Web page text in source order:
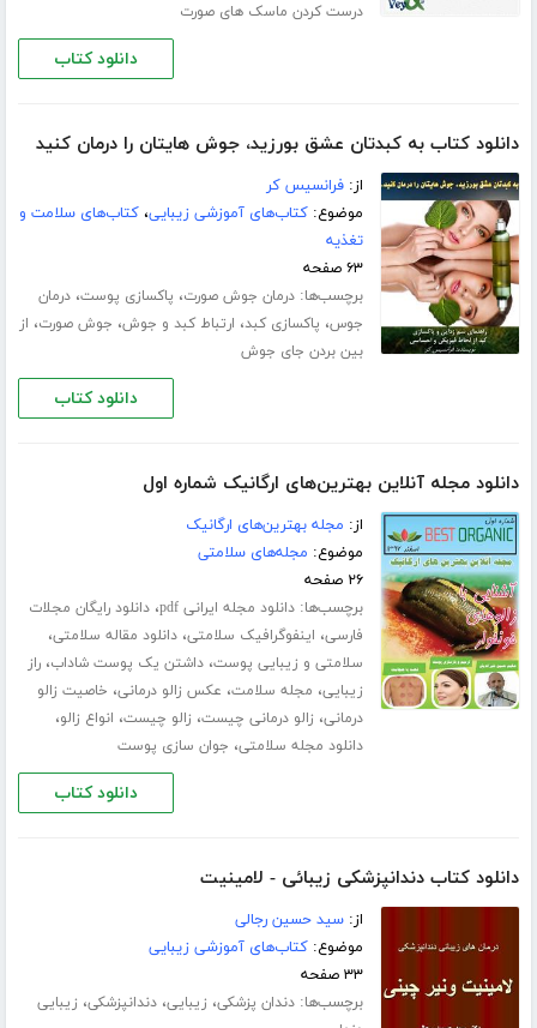
درست کردن ماسک های صورت
دانلود کتاب
دانلود کتاب به کبدتان عشق بورزید، جوش هایتان را درمان کنید
از:فرانسیس کر
موضوع:کتاب‌های آموزشی زیبایی،کتاب‌های سلامت و
تغذیه
۶۳ صفحه
برچسب‌ها:درمان جوش صورت، پاکسازی پوست،درمان
جوس، پاکسازی کبد، ارتباط کبد و جوش، جوش صورت، از
بین بردن جای جوش
دانلود کتاب
دانلود مجله آنلاین بهترین‌های ارگانیک شماره اول
از: مجله بهترین‌های ارگانیک
موضوع: مجله‌های سلامتی
۲۶ صفحه
برچسب‌ها:دانلود مجله ایرانی pdf ،دانلود رایگان مجلات
فارسی، اینفوگرافیک سلامتی،دانلود مقاله سلامتی،
سلامتی و زیبایی پوست،داشتن یک پوست شاداب،راز
زیبایی، مجله سلامت، عکس زالو درمانی، خاصیت زالو
درمانی، زالو درمانی چیست، زالو چیست، انواع زالو،
دانلود مجله سلامتی، جوان سازی پوست
دانلود کتاب
دانلود کتاب دندانپزشکی زیبائی - لامینیت
از:سید حسین رجالی
موضوع:کتاب‌های آموزشی زیبایی
۳۳ صفحه
برچسب‌ها:دندان پزشکی، زیبایی،دندانپزشکی، زیبایی